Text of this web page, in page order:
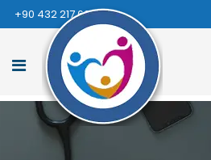
+90 432 217 66 66